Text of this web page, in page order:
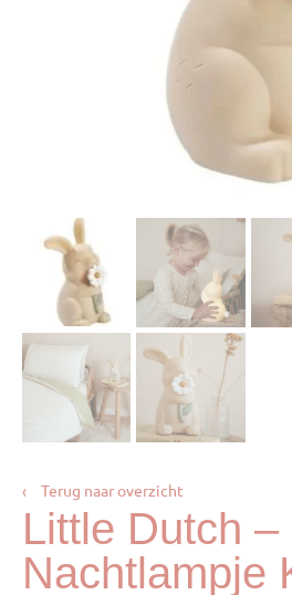
‹ Terug naar overzicht
Little Dutch –
Nachtlampje